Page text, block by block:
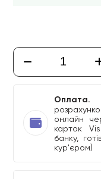
Оплата.
онлайн
карток
банку,
кур'єром)